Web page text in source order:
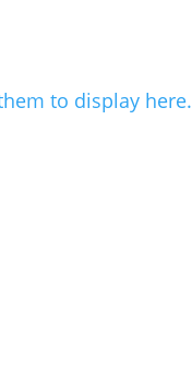
to display here.